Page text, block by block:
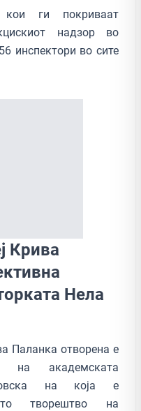
кои ги покриваат
надзор во
инспектори во сите
Крива
Нела
Паланка отворена е
на академската
на која е
творештво на